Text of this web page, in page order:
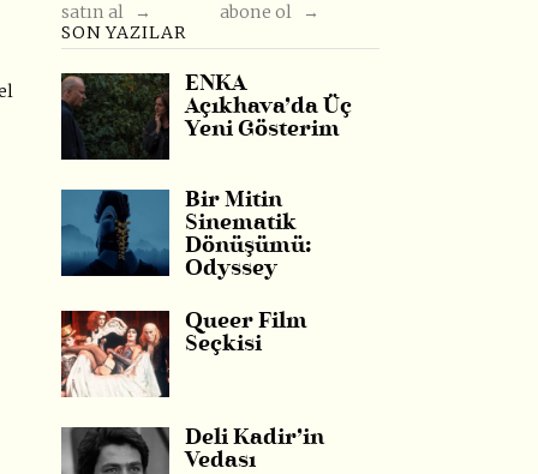
satın al →
abone ol →
SON YAZILAR
ENKA
Açıkhava’da Üç
Yeni Gösterim
Bir Mitin
Sinematik
Dönüşümü:
Odyssey
Queer Film
Seçkisi
Deli Kadir’in
Vedası